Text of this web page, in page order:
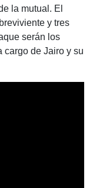
la mutual. El
y tres
serán los
cargo de Jairo y su